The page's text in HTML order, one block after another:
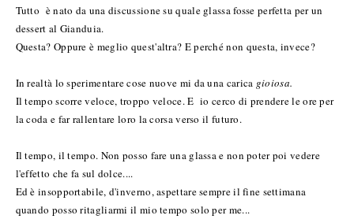
Tutto è nato da una discussione su quale glassa fosse perfetta per un
dessert al Gianduia.
Questa? Oppure è meglio quest'altra? E perché non questa, invece?
In realtà lo sperimentare cose nuove mi da una carica gioiosa.
Il tempo scorre veloce, troppo veloce. E io cerco di prendere le ore per
la coda e far rallentare loro la corsa verso il futuro.
Il tempo, il tempo. Non posso fare una glassa e non poter poi vedere
l'effetto che fa sul dolce....
Ed è insopportabile, d'inverno, aspettare sempre il fine settimana
quando posso ritagliarmi il mio tempo solo per me...